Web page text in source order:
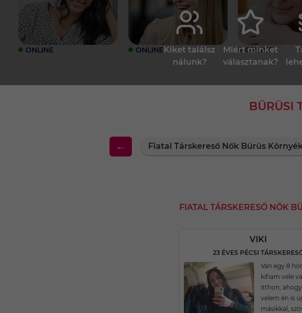
ONLINE ONLINE ONLINE
Kiket találsz
nálunk?
Miért minket
választanak?
BÜRÜSI
← Fiatal Társkereső Nők Bürüs
FIATAL TÁRSKERESŐ NŐK
VIKI
23 ÉVES PÉCSI
Van egy 8
kifiam vele
itthon,
velem én is
másikkal,